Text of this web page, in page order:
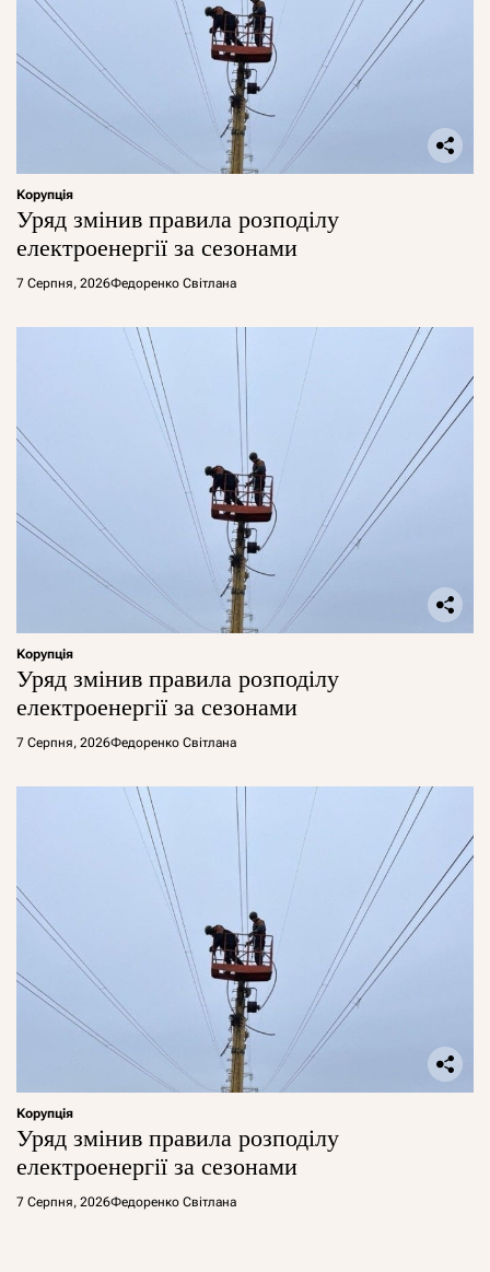
Корупція
Уряд змінив правила розподілу
електроенергії за сезонами
7 Серпня, 2026Федоренко Світлана
Корупція
Уряд змінив правила розподілу
електроенергії за сезонами
7 Серпня, 2026Федоренко Світлана
Корупція
Уряд змінив правила розподілу
електроенергії за сезонами
7 Серпня, 2026Федоренко Світлана